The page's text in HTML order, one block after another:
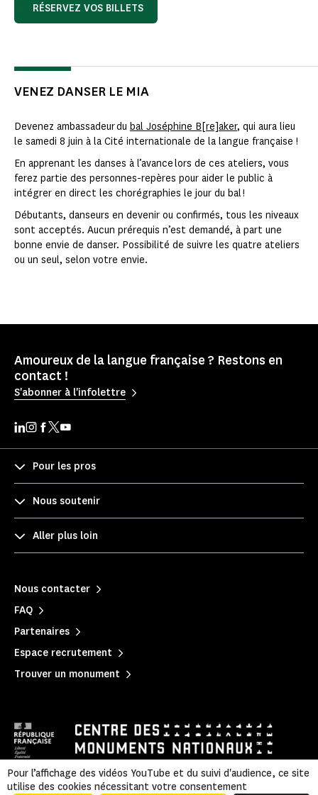
RÉSERVEZ VOS BILLETS
VENEZ DANSER LE MIA
Devenez ambassadeur du bal Joséphine B[re]aker, qui aura lieu
le samedi 8 juin à la Cité internationale de la langue française !
En apprenant les danses à l’avance lors de ces ateliers, vous
ferez partie des personnes-repères pour aider le public à
intégrer en direct les chorégraphies le jour du bal !
Débutants, danseurs en devenir ou confirmés, tous les niveaux
sont acceptés. Aucun prérequis n’est demandé, à part une
bonne envie de danser. Possibilité de suivre les quatre ateliers
ou un seul, selon votre envie.
Amoureux de la langue française ? Restons en
contact !
S'abonner à l'infolettre
Pour les pros
Nous soutenir
Aller plus loin
Nous contacter
FAQ
Partenaires
Espace recrutement
Trouver un monument
Mentions légales Politique de confidentialité |
Pour l’affichage des vidéos YouTube et du suivi d'audience, ce site
utilise des cookies nécessitant votre consentement